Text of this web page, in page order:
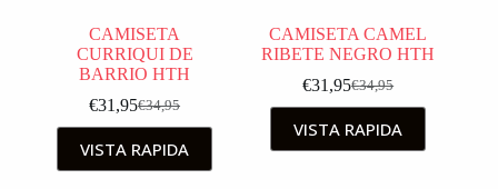
CAMISETA
CURRIQUI DE
BARRIO HTH
€34,95
€31,95
VISTA RAPIDA
CAMISETA CAMEL
RIBETE NEGRO HTH
€34,95
€31,95
VISTA RAPIDA